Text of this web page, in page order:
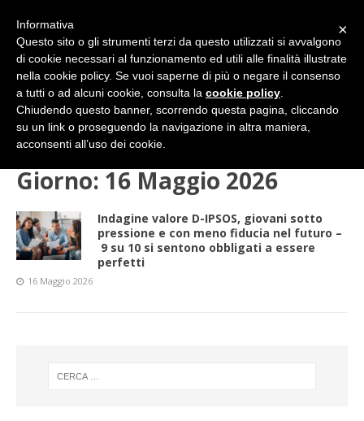
2026 MAGGIO
Giorno: 16 Maggio 2026
Indagine valore D-IPSOS, giovani sotto
pressione e con meno fiducia nel futuro –
9 su 10 si sentono obbligati a essere
perfetti
16 Maggio 2026
×
Informativa
Questo sito o gli strumenti terzi da questo utilizzati si avvalgono
di cookie necessari al funzionamento ed utili alle finalità illustrate
nella cookie policy. Se vuoi saperne di più o negare il consenso
a tutti o ad alcuni cookie, consulta la cookie policy
Chiudendo questo banner, scorrendo questa pagina, cliccando
su un link o proseguendo la navigazione in altra maniera,
acconsenti all’uso dei cookie.